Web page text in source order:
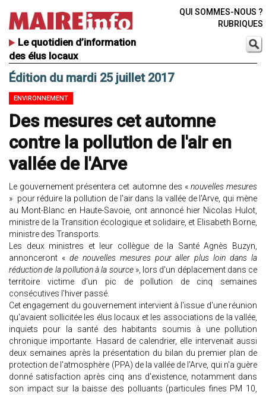
Le quotidien d’information
des élus locaux
QUI SOMMES-NOUS ?
RUBRIQUES
Édition du mardi 25 juillet 2017
ENVIRONNEMENT
Des mesures cet automne
contre la pollution de l'air en
vallée de l'Arve
Le gouvernement présentera cet automne des « nouvelles mesures
» pour réduire la pollution de l'air dans la vallée de l'Arve, qui mène
au Mont-Blanc en Haute-Savoie, ont annoncé hier Nicolas Hulot,
ministre de la Transition écologique et solidaire, et Elisabeth Borne,
ministre des Transports.
Les deux ministres et leur collègue de la Santé Agnès Buzyn,
annonceront « de nouvelles mesures pour aller plus loin dans la
réduction de la pollution à la source », lors d'un déplacement dans ce
territoire victime d'un pic de pollution de cinq semaines
consécutives l'hiver passé.
Cet engagement du gouvernement intervient à l'issue d'une réunion
qu'avaient sollicitée les élus locaux et les associations de la vallée,
inquiets pour la santé des habitants soumis à une pollution
chronique importante. Hasard de calendrier, elle intervenait aussi
deux semaines après la présentation du bilan du premier plan de
protection de l'atmosphère (PPA) de la vallée de l'Arve, qui n'a guère
donné satisfaction après cinq ans d'existence, notamment dans
son impact sur la baisse des polluants (particules fines PM 10,